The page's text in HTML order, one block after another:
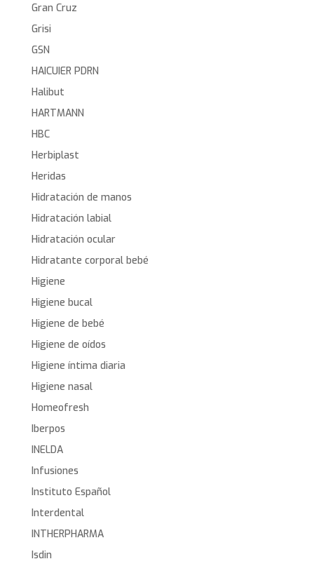
Gran Cruz
Grisi
GSN
HAICUIER PDRN
Halibut
HARTMANN
HBC
Herbiplast
Heridas
Hidratación de manos
Hidratación labial
Hidratación ocular
Hidratante corporal bebé
Higiene
Higiene bucal
Higiene de bebé
Higiene de oídos
Higiene íntima diaria
Higiene nasal
Homeofresh
Iberpos
INELDA
Infusiones
Instituto Español
Interdental
INTHERPHARMA
Isdin